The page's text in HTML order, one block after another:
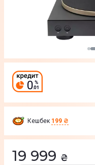
Кешбек 199 ₴
19 999 ₴